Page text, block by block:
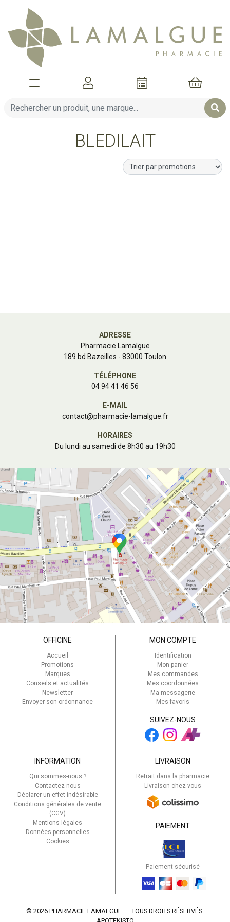
Afficher la navigation
Mon
BLEDILAIT
ADRESSE
Pharmacie Lamalgue
189 bd Bazeilles - 83000 Toulon
TÉLÉPHONE
04 94 41 46 56
E-MAIL
contact@pharmacie-lamalgue.fr
HORAIRES
Du lundi au samedi de 8h30 au 19h30
OFFICINE
Accueil
Promotions
Marques
Conseils et actualités
Newsletter
Envoyer son ordonnance
MON COMPTE
Identification
Mon panier
Mes commandes
Mes coordonnées
Ma messagerie
Mes favoris
SUIVEZ-NOUS
INFORMATION
Qui sommes-nous ?
Contactez-nous
Déclarer un effet indésirable
Conditions générales de vente
(CGV)
Mentions légales
Données personnelles
Cookies
LIVRAISON
Retrait dans la pharmacie
Livraison chez vous
PAIEMENT
Paiement sécurisé
© 2026 PHARMACIE LAMALGUE
TOUS DROITS RÉSERVÉS.